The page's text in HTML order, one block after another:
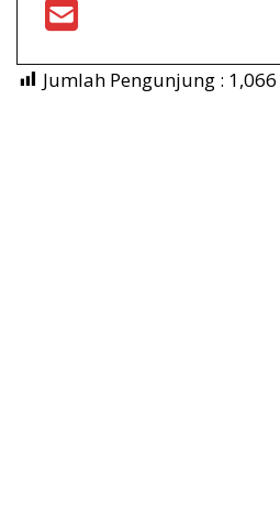
Jumlah Pengunjung : 1,066